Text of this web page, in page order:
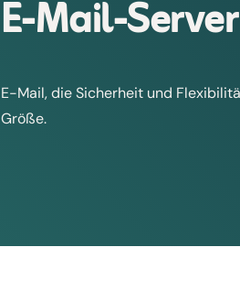
E-Mail-Server
E-Mail, die Sicherheit und
Größe.